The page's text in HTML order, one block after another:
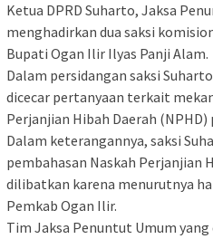
Ketua DPRD Suharto, Jaksa
menghadirkan dua saksi
Bupati Ogan Ilir Ilyas Panji Alam.
Dalam persidangan saksi
dicecar pertanyaan terkait
Perjanjian Hibah Daerah
Dalam keterangannya, saksi
pembahasan Naskah Perjanjian
dilibatkan karena menurutnya
Pemkab Ogan Ilir.
Tim Jaksa Penuntut Umum